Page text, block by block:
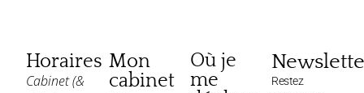
Horaires
Cabinet (&
Mon
cabinet
Où je
me
Restez